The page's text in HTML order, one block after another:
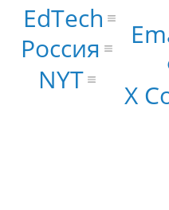
X
EdTech
Россия
NYT